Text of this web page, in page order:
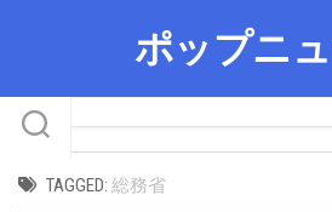
ポップニ
TAGGED: 総務省